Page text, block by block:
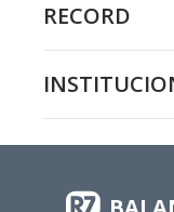
RECORD